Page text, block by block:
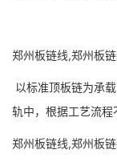
郑州板链线,郑州板
以标准顶板链为承
轨中，根据工艺流
郑州板链线,郑州板